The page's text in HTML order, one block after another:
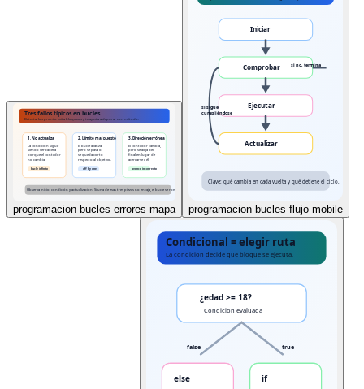
programacion bucles errores mapa programacion bucles flujo mobile